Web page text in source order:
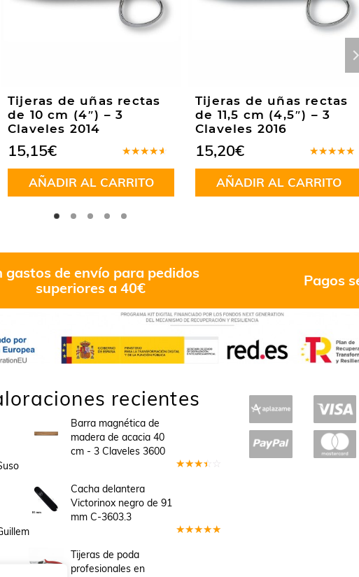
Tijeras de uñas rectas
de 10 cm (4″) – 3
Claveles 2014
en4.00
de 5
15,15€
AÑADIR AL CARRITO
Tijeras de uñas rectas
de 11,5 cm (4,5″) – 3
Claveles 2016
en5.00
5
15,20€
AÑADIR AL CARRITO
gastos de envío para pedidos
superiores a 40€
Pagos
recientes
Barra magnética de
madera de acacia 40
cm - 3 Claveles 3600
Cacha delantera
Victorinox negro de 91
mm C-3603.3
Tijeras de poda
profesionales en